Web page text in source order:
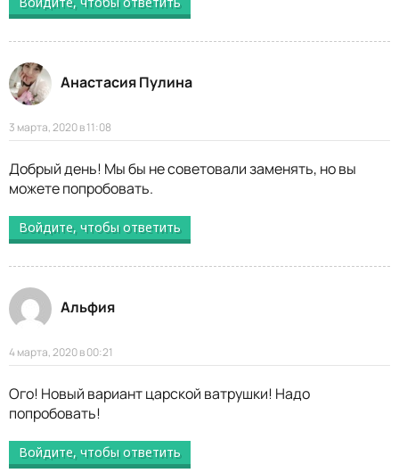
Анастасия Пулина
3 марта, 2020 в 11:08
Добрый день! Мы бы не советовали заменять, но вы
можете попробовать.
Войдите, чтобы ответить
Альфия
4 марта, 2020 в 00:21
Ого! Новый вариант царской ватрушки! Надо
попробовать!
Войдите, чтобы ответить